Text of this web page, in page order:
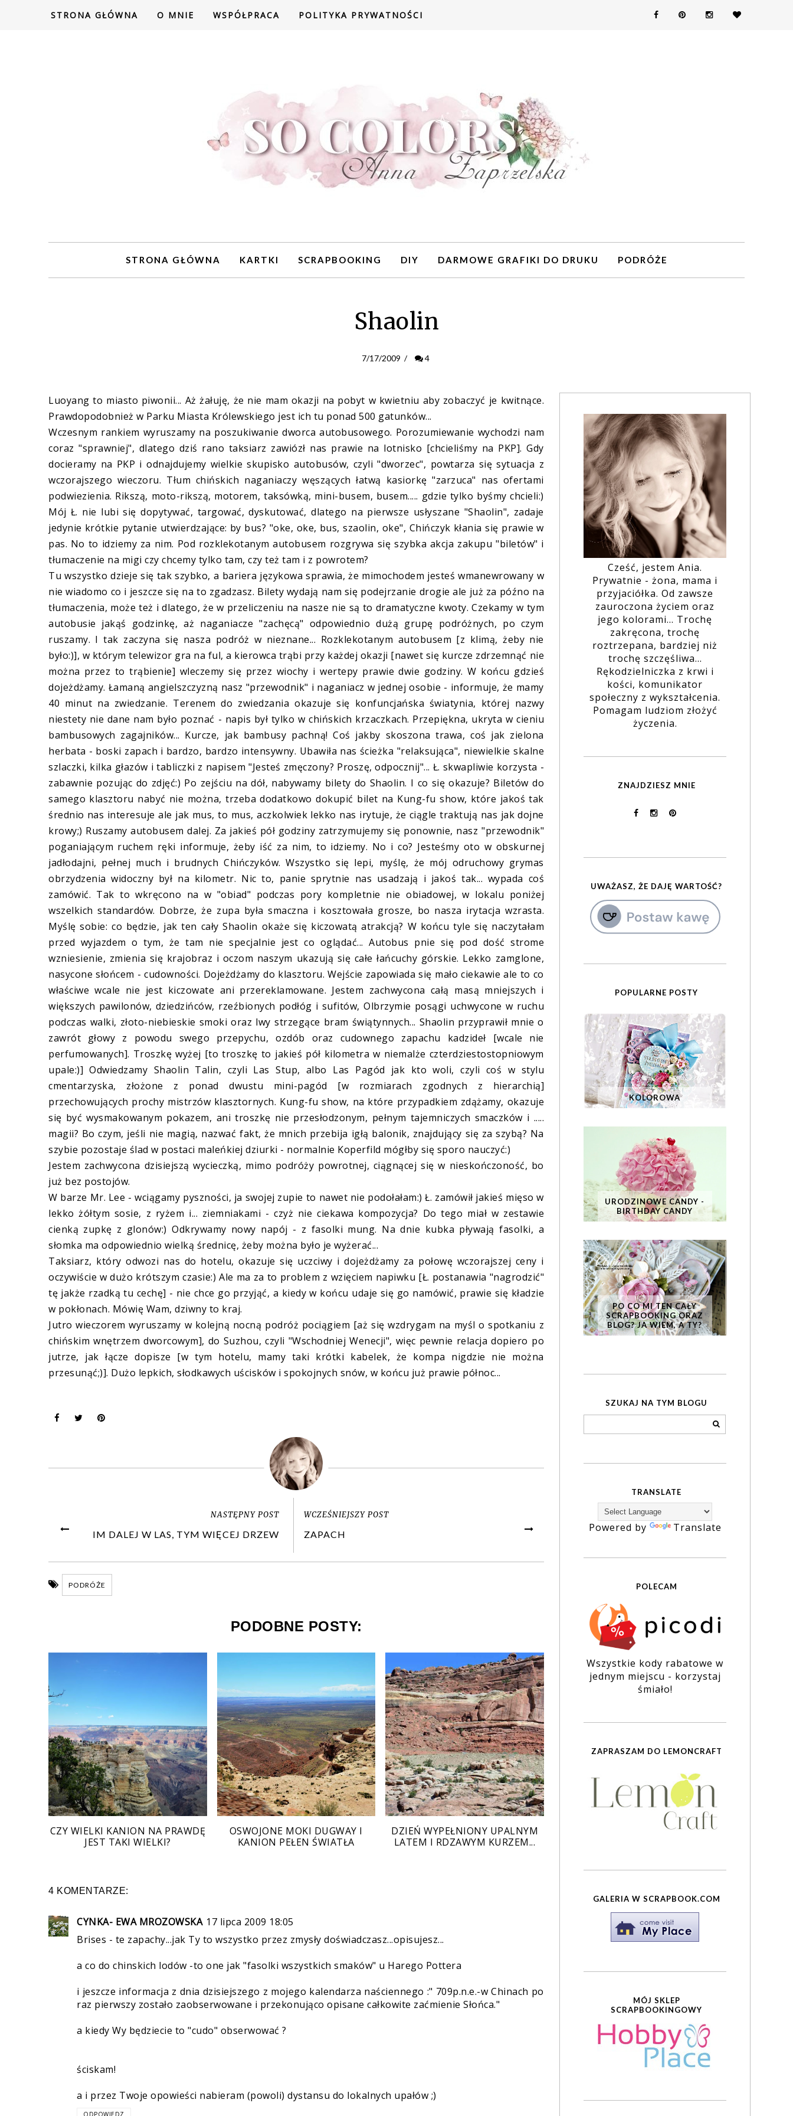
STRONA GŁÓWNA O MNIE WSPÓŁPRACA POLITYKA PRYWATNOŚCI
STRONA GŁÓWNA KARTKI SCRAPBOOKING DIY DARMOWE GRAFIKI DO DRUKU PODRÓŻE
Shaolin
7/17/2009 / 4
Luoyang to miasto piwonii... Aż żałuję, że nie mam okazji na pobyt w kwietniu aby zobaczyć je kwitnące.
Prawdopodobnież w Parku Miasta Królewskiego jest ich tu ponad 500 gatunków...
Wczesnym rankiem wyruszamy na poszukiwanie dworca autobusowego. Porozumiewanie wychodzi nam
coraz "sprawniej", dlatego dziś rano taksiarz zawiózł nas prawie na lotnisko [chcieliśmy na PKP]. Gdy
docieramy na PKP i odnajdujemy wielkie skupisko autobusów, czyli "dworzec", powtarza się sytuacja z
wczorajszego wieczoru. Tłum chińskich naganiaczy węszących łatwą kasiorkę "zarzuca" nas ofertami
podwiezienia. Rikszą, moto-rikszą, motorem, taksówką, mini-busem, busem..... gdzie tylko byśmy chcieli:)
Mój Ł. nie lubi się dopytywać, targować, dyskutować, dlatego na pierwsze usłyszane "Shaolin", zadaje
jedynie krótkie pytanie utwierdzające: by bus? "oke, oke, bus, szaolin, oke", Chińczyk kłania się prawie w
pas. No to idziemy za nim. Pod rozklekotanym autobusem rozgrywa się szybka akcja zakupu "biletów" i
tłumaczenie na migi czy chcemy tylko tam, czy też tam i z powrotem?
Tu wszystko dzieje się tak szybko, a bariera językowa sprawia, że mimochodem jesteś wmanewrowany w
nie wiadomo co i jeszcze się na to zgadzasz. Bilety wydają nam się podejrzanie drogie ale już za późno na
tłumaczenia, może też i dlatego, że w przeliczeniu na nasze nie są to dramatyczne kwoty. Czekamy w tym
autobusie jakąś godzinkę, aż naganiacze "zachęcą" odpowiednio dużą grupę podróżnych, po czym
ruszamy. I tak zaczyna się nasza podróż w nieznane... Rozklekotanym autobusem [z klimą, żeby nie
było:)], w którym telewizor gra na ful, a kierowca trąbi przy każdej okazji [nawet się kurcze zdrzemnąć nie
można przez to trąbienie] wleczemy się przez wiochy i wertepy prawie dwie godziny. W końcu gdzieś
dojeżdżamy. Łamaną angielszczyzną nasz "przewodnik" i naganiacz w jednej osobie - informuje, że mamy
40 minut na zwiedzanie. Terenem do zwiedzania okazuje się konfuncjańska światynia, której nazwy
niestety nie dane nam było poznać - napis był tylko w chińskich krzaczkach. Przepiękna, ukryta w cieniu
bambusowych zagajników... Kurcze, jak bambusy pachną! Coś jakby skoszona trawa, coś jak zielona
herbata - boski zapach i bardzo, bardzo intensywny. Ubawiła nas ścieżka "relaksująca", niewielkie skalne
szlaczki, kilka głazów i tabliczki z napisem "Jesteś zmęczony? Proszę, odpocznij"... Ł. skwapliwie korzysta -
zabawnie pozując do zdjęć:) Po zejściu na dół, nabywamy bilety do Shaolin. I co się okazuje? Biletów do
samego klasztoru nabyć nie można, trzeba dodatkowo dokupić bilet na Kung-fu show, które jakoś tak
średnio nas interesuje ale jak mus, to mus, aczkolwiek lekko nas irytuje, że ciągle traktują nas jak dojne
krowy;) Ruszamy autobusem dalej. Za jakieś pół godziny zatrzymujemy się ponownie, nasz "przewodnik"
poganiającym ruchem ręki informuje, żeby iść za nim, to idziemy. No i co? Jesteśmy oto w obskurnej
jadłodajni, pełnej much i brudnych Chińczyków. Wszystko się lepi, myślę, że mój odruchowy grymas
obrzydzenia widoczny był na kilometr. Nic to, panie sprytnie nas usadzają i jakoś tak... wypada coś
zamówić. Tak to wkręcono na w "obiad" podczas pory kompletnie nie obiadowej, w lokalu poniżej
wszelkich standardów. Dobrze, że zupa była smaczna i kosztowała grosze, bo nasza irytacja wzrasta.
Myślę sobie: co będzie, jak ten cały Shaolin okaże się kiczowatą atrakcją? W końcu tyle się naczytałam
przed wyjazdem o tym, że tam nie specjalnie jest co oglądać... Autobus pnie się pod dość strome
wzniesienie, zmienia się krajobraz i oczom naszym ukazują się całe łańcuchy górskie. Lekko zamglone,
nasycone słońcem - cudowności. Dojeżdżamy do klasztoru. Wejście zapowiada się mało ciekawie ale to co
właściwe wcale nie jest kiczowate ani przereklamowane. Jestem zachwycona całą masą mniejszych i
większych pawilonów, dziedzińców, rzeźbionych podłóg i sufitów, Olbrzymie posągi uchwycone w ruchu
podczas walki, złoto-niebieskie smoki oraz lwy strzegące bram świątynnych... Shaolin przyprawił mnie o
zawrót głowy z powodu swego przepychu, ozdób oraz cudownego zapachu kadzideł [wcale nie
perfumowanych]. Troszkę wyżej [to troszkę to jakieś pół kilometra w niemalże czterdziestostopniowym
upale:)] Odwiedzamy Shaolin Talin, czyli Las Stup, albo Las Pagód jak kto woli, czyli coś w stylu
cmentarzyska, złożone z ponad dwustu mini-pagód [w rozmiarach zgodnych z hierarchią]
przechowujących prochy mistrzów klasztornych. Kung-fu show, na które przypadkiem zdążamy, okazuje
się być wysmakowanym pokazem, ani troszkę nie przesłodzonym, pełnym tajemniczych smaczków i .....
magii? Bo czym, jeśli nie magią, nazwać fakt, że mnich przebija igłą balonik, znajdujący się za szybą? Na
szybie pozostaje ślad w postaci maleńkiej dziurki - normalnie Koperfild mógłby się sporo nauczyć:)
Jestem zachwycona dzisiejszą wycieczką, mimo podróży powrotnej, ciągnącej się w nieskończoność, bo
już bez postojów.
W barze Mr. Lee - wciągamy pyszności, ja swojej zupie to nawet nie podołałam:) Ł. zamówił jakieś mięso w
lekko żółtym sosie, z ryżem i... ziemniakami - czyż nie ciekawa kompozycja? Do tego miał w zestawie
cienką zupkę z glonów:) Odkrywamy nowy napój - z fasolki mung. Na dnie kubka pływają fasolki, a
słomka ma odpowiednio wielką średnicę, żeby można było je wyżerać...
Taksiarz, który odwozi nas do hotelu, okazuje się uczciwy i dojeżdżamy za połowę wczorajszej ceny i
oczywiście w dużo krótszym czasie:) Ale ma za to problem z wzięciem napiwku [Ł. postanawia "nagrodzić"
tę jakże rzadką tu cechę] - nie chce go przyjąć, a kiedy w końcu udaje się go namówić, prawie się kładzie
w pokłonach. Mówię Wam, dziwny to kraj.
Jutro wieczorem wyruszamy w kolejną nocną podróż pociągiem [aż się wzdrygam na myśl o spotkaniu z
chińskim wnętrzem dworcowym], do Suzhou, czyli "Wschodniej Wenecji", więc pewnie relacja dopiero po
jutrze, jak łącze dopisze [w tym hotelu, mamy taki krótki kabelek, że kompa nigdzie nie można
przesunąć;)]. Dużo lepkich, słodkawych uścisków i spokojnych snów, w końcu już prawie północ...
NASTĘPNY POST
IM DALEJ W LAS, TYM WIĘCEJ DRZEW
WCZEŚNIEJSZY POST
ZAPACH
PODRÓŻE
PODOBNE POSTY:
CZY WIELKI KANION NA PRAWDĘ
JEST TAKI WIELKI?
OSWOJONE MOKI DUGWAY I
KANION PEŁEN ŚWIATŁA
DZIEŃ WYPEŁNIONY UPALNYM
LATEM I RDZAWYM KURZEM...
4 KOMENTARZE:
CYNKA- EWA MROZOWSKA 17 lipca 2009 18:05
Brises - te zapachy...jak Ty to wszystko przez zmysły doświadczasz...opisujesz...
a co do chinskich lodów -to one jak "fasolki wszystkich smaków" u Harego Pottera
i jeszcze informacja z dnia dzisiejszego z mojego kalendarza naściennego :" 709p.n.e.-w Chinach po
raz pierwszy zostało zaobserwowane i przekonująco opisane całkowite zaćmienie Słońca."
a kiedy Wy będziecie to "cudo" obserwować ?
ściskam!
a i przez Twoje opowieści nabieram (powoli) dystansu do lokalnych upałów ;)
ODPOWIEDZ
Cześć, jestem Ania.
Prywatnie - żona, mama i
przyjaciółka. Od zawsze
zauroczona życiem oraz
jego kolorami... Trochę
zakręcona, trochę
roztrzepana, bardziej niż
trochę szczęśliwa...
Rękodzielniczka z krwi i
kości, komunikator
społeczny z wykształcenia.
Pomagam ludziom złożyć
życzenia.
ZNAJDZIESZ MNIE
UWAŻASZ, ŻE DAJĘ WARTOŚĆ?
POPULARNE POSTY
KOLOROWA
URODZINOWE CANDY -
BIRTHDAY CANDY
PO CO MI TEN CAŁY
SCRAPBOOKING ORAZ
BLOG? JA WIEM, A TY?
SZUKAJ NA TYM BLOGU
TRANSLATE
Powered by Translate
POLECAM
Wszystkie kody rabatowe w
jednym miejscu - korzystaj
śmiało!
ZAPRASZAM DO LEMONCRAFT
GALERIA W SCRAPBOOK.COM
MÓJ SKLEP
SCRAPBOOKINGOWY